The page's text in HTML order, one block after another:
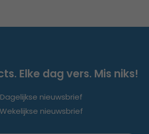
Elke dag vers. Mis niks!
Dagelijkse nieuwsbrief
Wekelijkse nieuwsbrief